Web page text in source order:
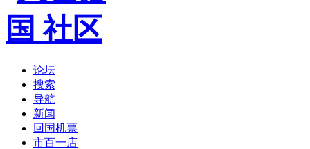
论坛
搜索
导航
新闻
回国机票
市百一店